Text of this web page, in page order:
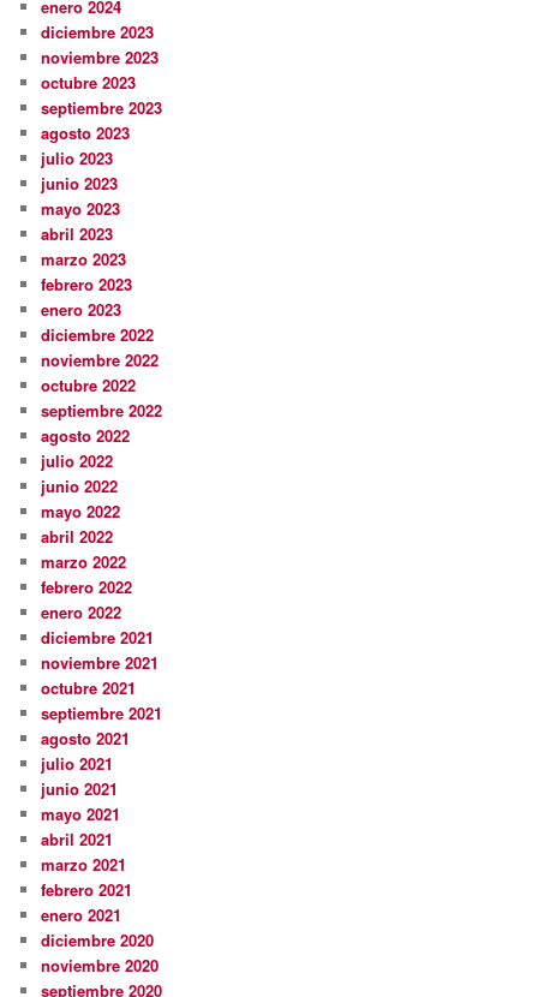
enero 2024
diciembre 2023
noviembre 2023
octubre 2023
septiembre 2023
agosto 2023
julio 2023
junio 2023
mayo 2023
abril 2023
marzo 2023
febrero 2023
enero 2023
diciembre 2022
noviembre 2022
octubre 2022
septiembre 2022
agosto 2022
julio 2022
junio 2022
mayo 2022
abril 2022
marzo 2022
febrero 2022
enero 2022
diciembre 2021
noviembre 2021
octubre 2021
septiembre 2021
agosto 2021
julio 2021
junio 2021
mayo 2021
abril 2021
marzo 2021
febrero 2021
enero 2021
diciembre 2020
noviembre 2020
septiembre 2020